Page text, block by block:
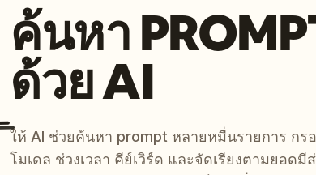
ค้นหา
ด้วย AI
ให้ AI ช่วยค้นหา prompt หลายหมื่นรายการ กร
โมเดล ช่วงเวลา คีย์เวิร์ด และจัดเรียงตามยอดมี